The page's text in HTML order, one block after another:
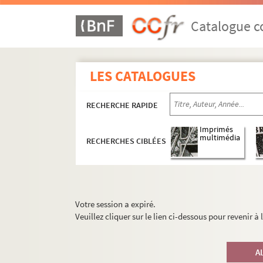
Catalogue
LES CATALOGUES
RECHERCHE RAPIDE
RECHERCHES CIBLÉES
Imprimés
multimédia
Votre session a expiré.
Veuillez cliquer sur le lien ci-dessous pour revenir